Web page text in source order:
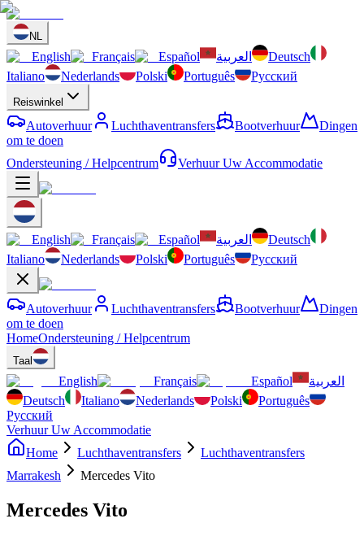
NL
English Français Español العربية
Deutsch
Italiano
Nederlands Polski Português Русский
Reiswinkel
Autoverhuur Luchthaventransfers Bootverhuur
Dingen
om te doen
Ondersteuning / Helpcentrum
Verhuur Uw Accommodatie
English Français Español العربية
Deutsch
Italiano
Nederlands Polski Português Русский
Autoverhuur Luchthaventransfers Bootverhuur
Dingen
om te doen
HomeOndersteuning / Helpcentrum
Taal
English Français Español
العربية
Deutsch
Italiano Nederlands Polski
Português
Русский
Verhuur Uw Accommodatie
Home
Luchthaventransfers
Luchthaventransfers
Marrakesh
Mercedes Vito
Mercedes Vito